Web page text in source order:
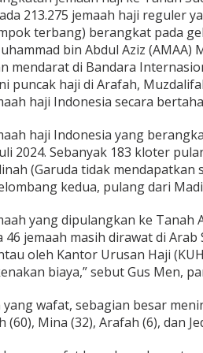
213.275 jemaah haji reguler
terbang) berangkat pada
bin Abdul Aziz (AMAA)
mendarat di Bandara
puncak haji di Arafah,
haji Indonesia secara
haji Indonesia yang
2024. Sebanyak 183 kloter
(Garuda tidak mendapatkan
kedua, pulang dari
yang dipulangkan ke
46 jemaah masih dirawat di
oleh Kantor Urusan Haji
biaya,” sebut Gus Men,
yang wafat, sebagian besar
Mina (32), Arafah (6), dan